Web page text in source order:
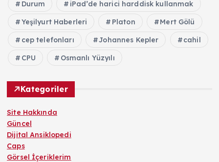
Durum iPad’de harici harddisk kullanmak
Yeşilyurt Haberleri Platon Mert Gölü
cep telefonları Johannes Kepler cahil
CPU Osmanlı Yüzyılı
Kategoriler
Site Hakkında
Güncel
Dijital Ansiklopedi
Caps
Görsel İçeriklerim